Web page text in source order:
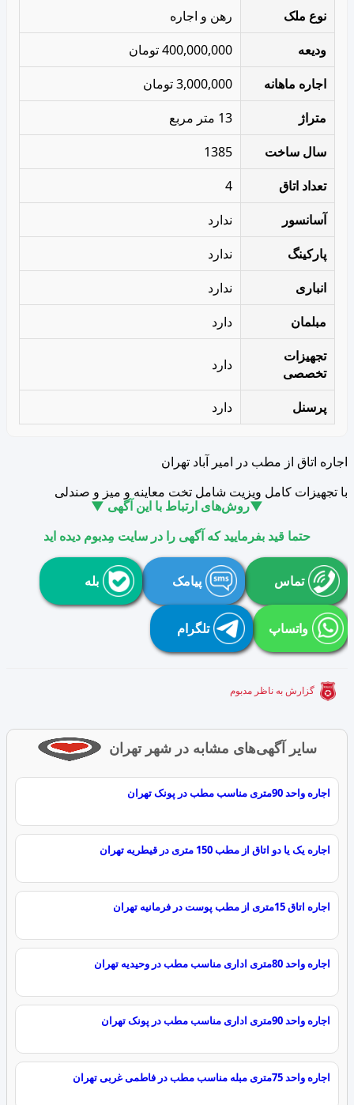
نوع ملک
رهن و اجاره
ودیعه
400,000,000 تومان
اجاره ماهانه
3,000,000 تومان
متراژ
13 متر مربع
سال ساخت
1385
تعداد اتاق
4
آسانسور
ندارد
پارکینگ
ندارد
انباری
ندارد
مبلمان
دارد
تجهیزات
تخصصی
دارد
پرسنل دارد
اجاره اتاق از مطب در امیر آباد تهران
با تجهیزات کامل ویزیت شامل تخت معاینه و میز و صندلی
▼روش‌های ارتباط با این آگهی ▼
حتما قید بفرمایید که آگهی را در سایت مِدبوم دیده اید
تماس پیامک بله
واتساپ تلگرام
گزارش به ناظر مدبوم
سایر آگهی‌های مشابه در شهر تهران
اجاره واحد 90متری مناسب مطب در پونک تهران
اجاره یک یا دو اتاق از مطب 150 متری در قیطریه تهران
اجاره اتاق 15متری از مطب پوست در فرمانیه تهران
اجاره واحد 80متری اداری مناسب مطب در وحیدیه تهران
اجاره واحد 90متری اداری مناسب مطب در پونک تهران
اجاره واحد 75متری مبله مناسب مطب در فاطمی غربی تهران